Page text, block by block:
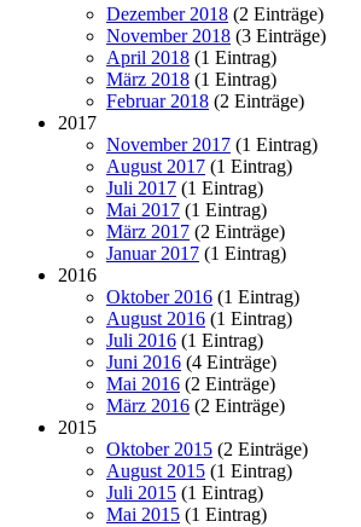
Dezember 2018 (2 Einträge)
November 2018 (3 Einträge)
April 2018 (1 Eintrag)
März 2018 (1 Eintrag)
Februar 2018 (2 Einträge)
2017
November 2017 (1 Eintrag)
August 2017 (1 Eintrag)
Juli 2017 (1 Eintrag)
Mai 2017 (1 Eintrag)
März 2017 (2 Einträge)
Januar 2017 (1 Eintrag)
2016
Oktober 2016 (1 Eintrag)
August 2016 (1 Eintrag)
Juli 2016 (1 Eintrag)
Juni 2016 (4 Einträge)
Mai 2016 (2 Einträge)
März 2016 (2 Einträge)
2015
Oktober 2015 (2 Einträge)
August 2015 (1 Eintrag)
Juli 2015 (1 Eintrag)
Mai 2015 (1 Eintrag)